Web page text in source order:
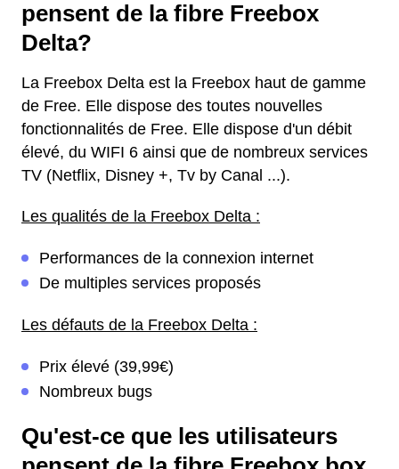
pensent de la fibre Freebox
Delta?
La Freebox Delta est la Freebox haut de gamme
de Free. Elle dispose des toutes nouvelles
fonctionnalités de Free. Elle dispose d'un débit
élevé, du WIFI 6 ainsi que de nombreux services
TV (Netflix, Disney +, Tv by Canal ...).
Les qualités de la Freebox Delta :
Performances de la connexion internet
De multiples services proposés
Les défauts de la Freebox Delta :
Prix élevé (39,99€)
Nombreux bugs
Qu'est-ce que les utilisateurs